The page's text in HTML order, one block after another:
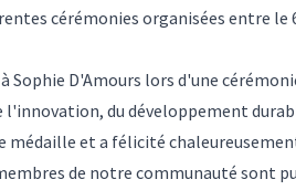
cérémonies organisées entre
Sophie D'Amours lors d'une
du développement
et a félicité
de notre communauté sont